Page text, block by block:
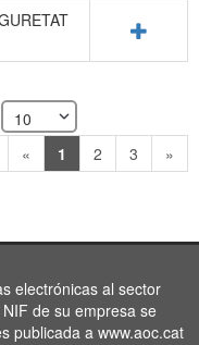
« 1 2 3 »
electrónicas al sector
de su empresa se
publicada a www.aoc.cat